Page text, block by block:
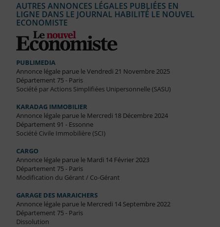
AUTRES ANNONCES LÉGALES PUBLIÉES EN
LIGNE DANS LE JOURNAL HABILITÉ LE NOUVEL
ECONOMISTE
PUBLIMEDIA
Annonce légale parue le Vendredi 21 Novembre 2025
Département 75 - Paris
Société par Actions Simplifiées Unipersonnelle (SASU)
KARADAG IMMOBILIER
Annonce légale parue le Mercredi 18 Décembre 2024
Département 91 - Essonne
Société Civile Immobilière (SCI)
CARGO
Annonce légale parue le Mardi 14 Février 2023
Département 75 - Paris
Modification du Gérant / Co-Gérant
GARAGE DES MARAICHERS
Annonce légale parue le Mercredi 14 Septembre 2022
Département 75 - Paris
Dissolution